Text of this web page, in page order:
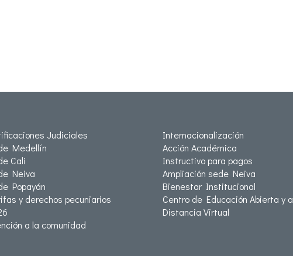
Judiciales
Medellín
Cali
Neiva
Popayán
y derechos pecuniarios
a la comunidad
Internacionalización
Acción Académica
Instructivo para pagos
Ampliación sede Neiva
Bienestar Institucional
Centro de Educación Abierta y a
Distancia Virtual